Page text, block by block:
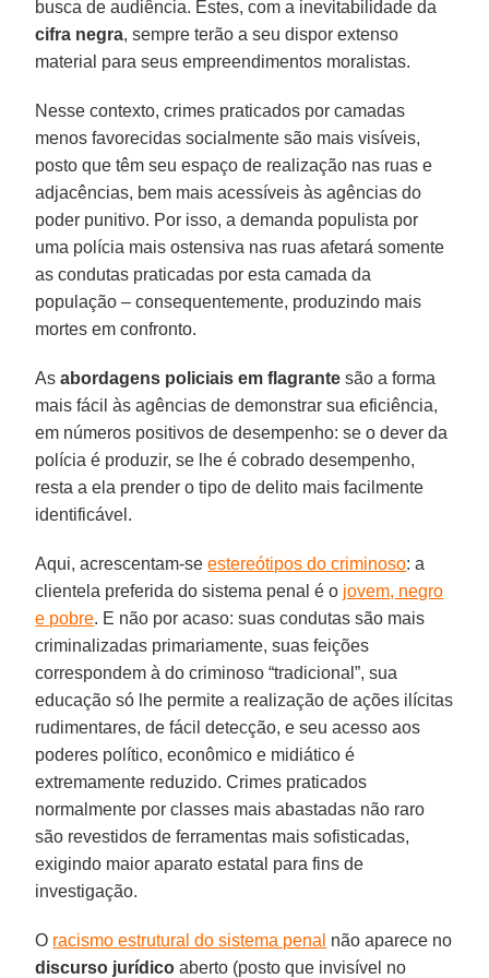
busca de audiência. Estes, com a inevitabilidade da
cifra negra, sempre terão a seu dispor extenso
material para seus empreendimentos moralistas.
Nesse contexto, crimes praticados por camadas
menos favorecidas socialmente são mais visíveis,
posto que têm seu espaço de realização nas ruas e
adjacências, bem mais acessíveis às agências do
poder punitivo. Por isso, a demanda populista por
uma polícia mais ostensiva nas ruas afetará somente
as condutas praticadas por esta camada da
população – consequentemente, produzindo mais
mortes em confronto.
Asabordagens policiais em flagrante são a forma
mais fácil às agências de demonstrar sua eficiência,
em números positivos de desempenho: se o dever da
polícia é produzir, se lhe é cobrado desempenho,
resta a ela prender o tipo de delito mais facilmente
identificável.
Aqui, acrescentam-seestereótipos do criminoso: a
clientela preferida do sistema penal é o jovem, negro
e pobre. E não por acaso: suas condutas são mais
criminalizadas primariamente, suas feições
correspondem à do criminoso “tradicional”, sua
educação só lhe permite a realização de ações ilícitas
rudimentares, de fácil detecção, e seu acesso aos
poderes político, econômico e midiático é
extremamente reduzido. Crimes praticados
normalmente por classes mais abastadas não raro
são revestidos de ferramentas mais sofisticadas,
exigindo maior aparato estatal para fins de
investigação.
O racismo estrutural do sistema penal não aparece no
discurso jurídico aberto (posto que invisível no